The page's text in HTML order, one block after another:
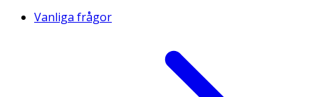
Vanliga frågor